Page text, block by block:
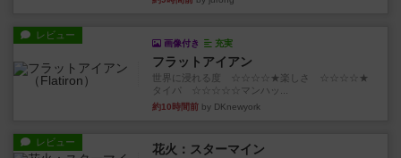
レビュー
画像付き 充実
フラットアイアン
世界に浸れる度 ☆☆☆☆★楽しさ ☆☆☆☆★
タイパ ☆☆☆☆☆マンハッ...
約10時間前 by DKnewyork
レビュー 花火：スターマイン